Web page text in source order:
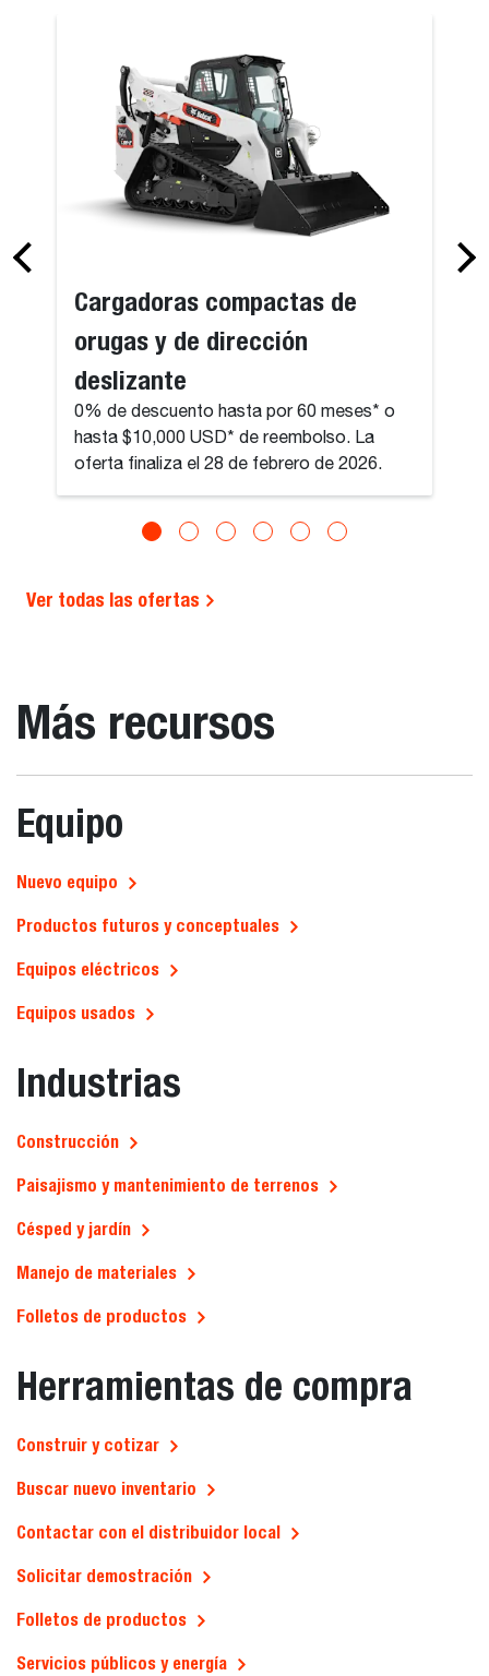
Cargadoras compactas de
orugas y de dirección
deslizante
0% de descuento hasta por 60 meses* o
hasta $10,000 USD* de reembolso. La
oferta finaliza el 28 de febrero de 2026.
Ver todas las ofertas
Más recursos
Equipo
Nuevo equipo
Productos futuros y conceptuales
Equipos eléctricos
Equipos usados
Industrias
Construcción
Paisajismo y mantenimiento de terrenos
Césped y jardín
Manejo de materiales
Folletos de productos
Herramientas de compra
Construir y cotizar
Buscar nuevo inventario
Contactar con el distribuidor local
Solicitar demostración
Folletos de productos
Servicios públicos y energía